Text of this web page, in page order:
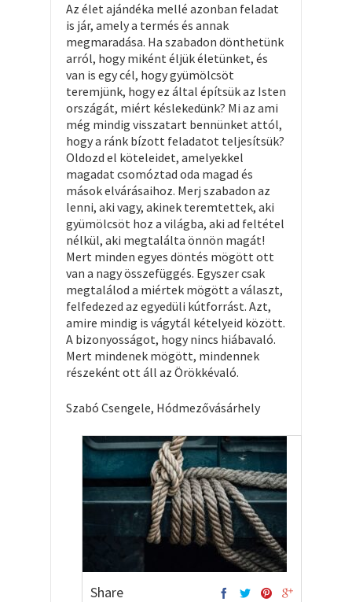
Az élet ajándéka mellé azonban feladat
is jár, amely a termés és annak
megmaradása. Ha szabadon dönthetünk
arról, hogy miként éljük életünket, és
van is egy cél, hogy gyümölcsöt
teremjünk, hogy ez által építsük az Isten
országát, miért késlekedünk? Mi az ami
még mindig visszatart bennünket attól,
hogy a ránk bízott feladatot teljesítsük?
Oldozd el köteleidet, amelyekkel
magadat csomóztad oda magad és
mások elvárásaihoz. Merj szabadon az
lenni, aki vagy, akinek teremtettek, aki
gyümölcsöt hoz a világba, aki ad feltétel
nélkül, aki megtalálta önnön magát!
Mert minden egyes döntés mögött ott
van a nagy összefüggés. Egyszer csak
megtalálod a miértek mögött a választ,
felfedezed az egyedüli kútforrást. Azt,
amire mindig is vágytál kételyeid között.
A bizonyosságot, hogy nincs hiábavaló.
Mert mindenek mögött, mindennek
részeként ott áll az Örökkévaló.
Szabó Csengele, Hódmezővásárhely
Share